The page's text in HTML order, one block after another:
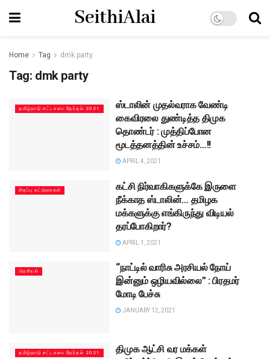
SeithiAlai
Home Tag dmk party
Tag: dmk party
தமிழ்நாடு சட்டசபை தேர்தல் 2021
ஸ்டாலின் முதல்வராக வேண்டி
கைவிரலை துண்டித்த திமுக
தொண்டர் : முத்திப்போன
மூடத்தனத்தின் உச்சம்…!!
APRIL 4, 2021
சிறப்பு கட்டுரைகள்
கட்சி நிர்வாகிகளுக்கே இருளை
நீக்காத ஸ்டாலின்… தமிழக
மக்களுக்கு எங்கிருந்து விடியல்
தரப்போகிறார்?
APRIL 1, 2021
அரசியல்
“நாட்டில் வாரிசு அரசியல் நோய்
இன்னும் ஒழியவில்லை” : பிரதமர்
மோடி பேச்சு
JANUARY 12, 2021
தமிழ்நாடு சட்டசபை தேர்தல் 2021
திமுக ஆட்சி வர மக்கள்